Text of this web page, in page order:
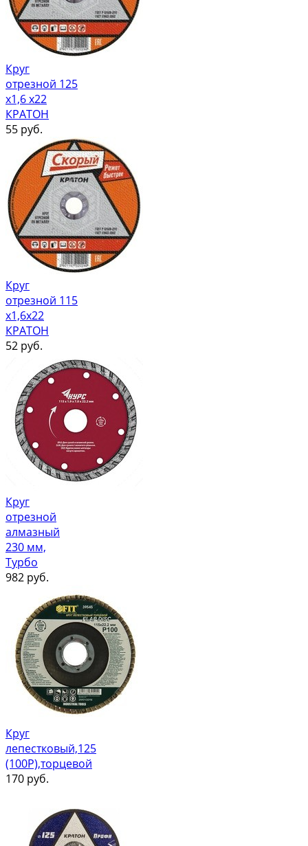
Круг
отрезной 125
х1,6 х22
КРАТОН
55 руб.
Круг
отрезной 115
х1,6х22
КРАТОН
52 руб.
Круг
отрезной
алмазный
230 мм,
Турбо
982 руб.
Круг
лепестковый,125
(100Р),торцевой
170 руб.